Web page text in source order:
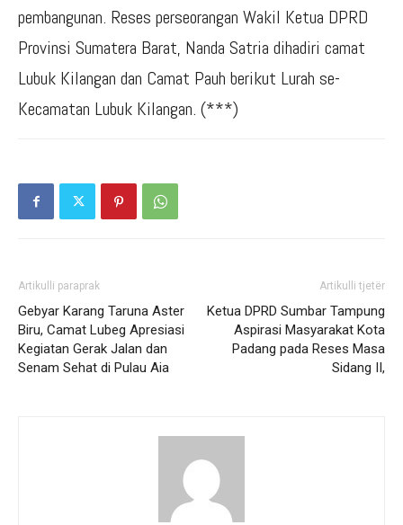
pembangunan. Reses perseorangan Wakil Ketua DPRD
Provinsi Sumatera Barat, Nanda Satria dihadiri camat
Lubuk Kilangan dan Camat Pauh berikut Lurah se-
Kecamatan Lubuk Kilangan. (***)
Artikulli paraprak
Gebyar Karang Taruna Aster
Biru, Camat Lubeg Apresiasi
Kegiatan Gerak Jalan dan
Senam Sehat di Pulau Aia
Artikulli tjetër
Ketua DPRD Sumbar Tampung
Aspirasi Masyarakat Kota
Padang pada Reses Masa
Sidang II,